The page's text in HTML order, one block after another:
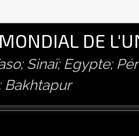
DE
Sinaï; Egypte;
Bakhtapur
ii